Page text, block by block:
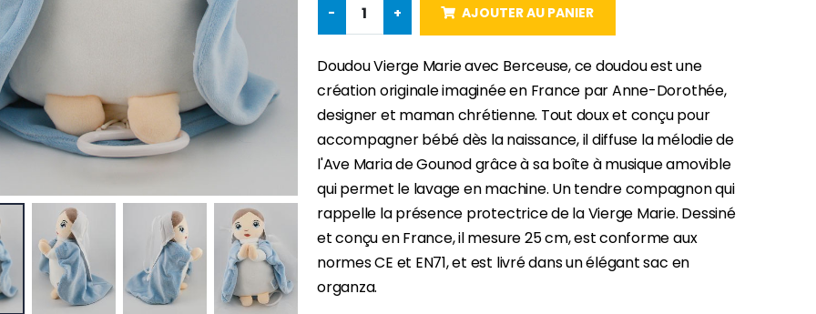
-30%
€10.00 €7.00
6 Bougies Teintées Masse Couleur Blanche
€6.00
-30%
Une bougie 150 gr et votre Prière déposées à Lourdes
- + AJOUTER AU PANIER
Doudou Vierge Marie avec Berceuse, ce doudou est une
création originale imaginée en France par Anne-Dorothée,
designer et maman chrétienne. Tout doux et conçu pour
accompagner bébé dès la naissance, il diffuse la mélodie de
l'Ave Maria de Gounod grâce à sa boîte à musique amovible
qui permet le lavage en machine. Un tendre compagnon qui
rappelle la présence protectrice de la Vierge Marie. Dessiné
et conçu en France, il mesure 25 cm, est conforme aux
normes CE et EN71, et est livré dans un élégant sac en
organza.